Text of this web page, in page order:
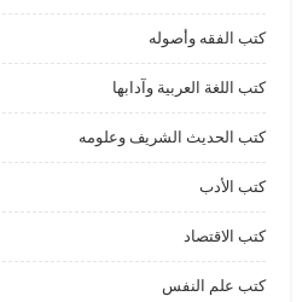
كتب الفقه وأصوله
كتب اللغة العربية وآدابها
كتب الحديث الشريف وعلومه
كتب الأدب
كتب الاقتصاد
كتب علم النفس